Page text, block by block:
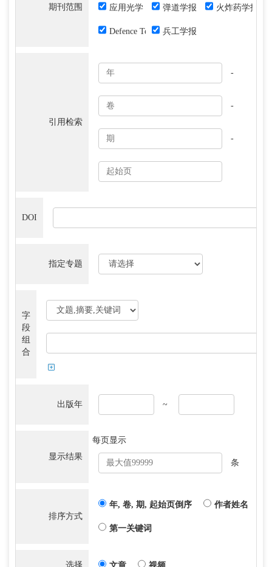
期刊范围 应用光学 弹道学报 火炸药学报
Defence Technology兵工学报
引用检索
-
-
-
DOI
指定专题
字
段
组
合
出版年 ~
显示结果
每页显示
条
排序方式
年, 卷, 期, 起始页倒序 作者姓名
第一关键词
选择